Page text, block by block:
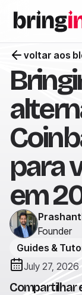
voltar aos
para
em
Founder
Guides &
July 27, 2026
Compartilhar